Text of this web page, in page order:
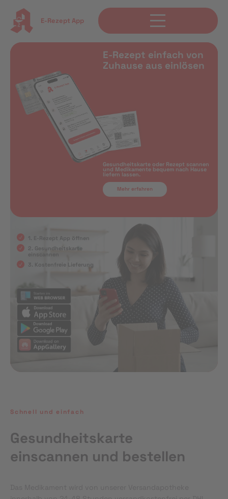
E-Rezept App
E-Rezept einfach von
Zuhause aus einlösen
Gesundheitskarte oder Rezept scannen
und Medikamente bequem nach Hause
liefern lassen.
Mehr erfahren
1. E-Rezept App öffnen
2. Gesundheitskarte
einscannen
3. Kostenfreie Lieferung
Schnell und einfach
Gesundheitskarte
einscannen und bestellen